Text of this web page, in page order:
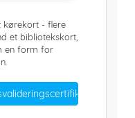
- flere
et bibliotekskort,
en form for